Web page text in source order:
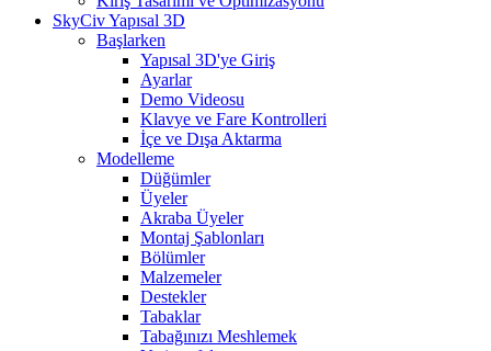
SkyCiv Yapısal 3D
Başlarken
Yapısal 3D'ye Giriş
Ayarlar
Demo Videosu
Klavye ve Fare Kontrolleri
İçe ve Dışa Aktarma
Modelleme
Düğümler
Üyeler
Akraba Üyeler
Montaj Şablonları
Bölümler
Malzemeler
Destekler
Tabaklar
Tabağınızı Meshlemek